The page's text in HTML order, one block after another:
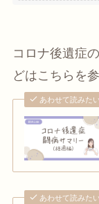
コロナ後遺症
どはこちらを
あわせて読みたい
あわせて読みたい